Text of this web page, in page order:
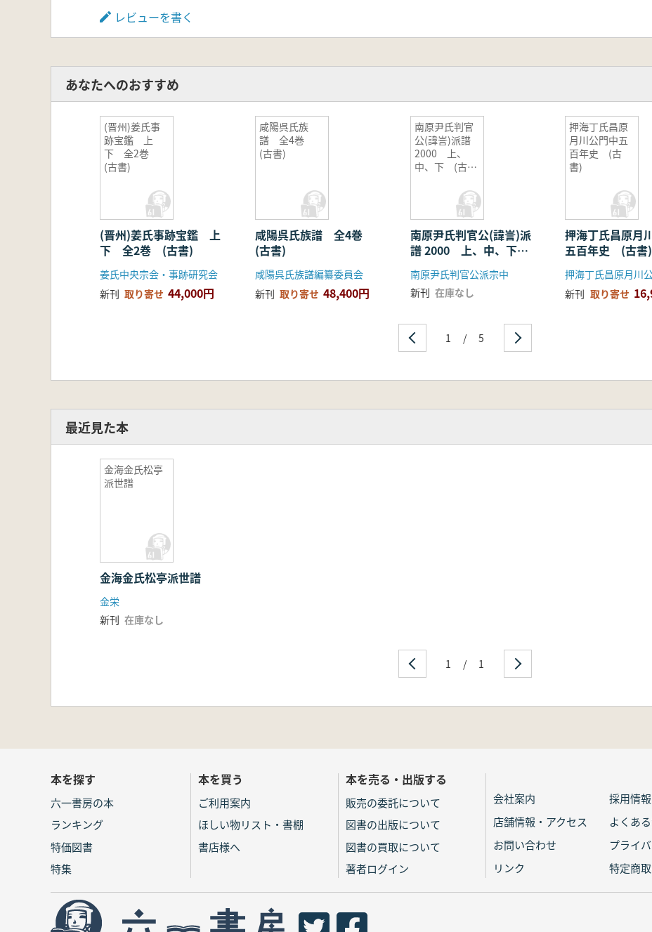
レビューを書く
あなたへのおすすめ
(晋州)姜氏事
跡宝鑑 上
下 全2巻
(古書)
(晋州)姜氏事跡宝鑑 上
下 全2巻 (古書)
姜氏中央宗会・事跡研究会
新刊 取り寄せ 44,000円
咸陽呉氏族
譜 全4巻
(古書)
咸陽呉氏族譜 全4巻
(古書)
咸陽呉氏族譜編纂委員会
新刊 取り寄せ 48,400円
南原尹氏判官
公(諱訔)派譜
2000 上、
中、下 (古
南原尹氏判官公(諱訔)派
譜 2000 上、中、下
(古書)
南原尹氏判官公派宗中
新刊 在庫なし
押海丁氏昌原
月川公門中五
百年史 (古
書)
押海丁氏昌原月
五百年史 (古書)
新刊 取り寄せ
1 / 5
最近見た本
金海金氏松亭
派世譜
金海金氏松亭派世譜
金栄
新刊 在庫なし
1 / 1
本を探す
六一書房の本
ランキング
特価図書
特集
本を買う
ご利用案内
ほしい物リスト・書棚
書店様へ
本を売る・出版する
販売の委託について
図書の出版について
図書の買取について
著者ログイン
会社案内
採用情報
店舗情報・アクセス
よくあ
お問い合わせ
プライ
リンク
特定商